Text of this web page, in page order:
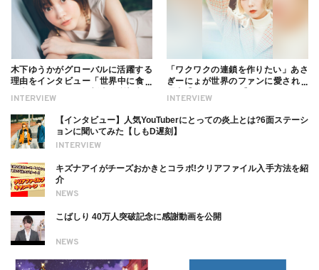
INTERVIEW
木下ゆうかがグローバルに活躍する
理由をインタビュー「世界中に食べ
ついても
INTERVIEW
「ワクワクの連鎖を作りたい」あさ
ぎーにょが世界のファンに愛される
INTERVIEW
【インタビュー】人気YouTuberにとっての炎上とは?6面ステーシ
ョンに聞いてみた【しもD遅刻】
NEWS
キズナアイがチーズおかきとコラボ!クリアファイル入手方法を紹
介
NEWS
こばしり 40万人突破記念に感謝動画を公開